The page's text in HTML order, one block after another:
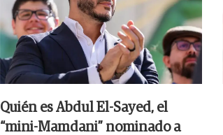
Quién es Abdul El-Sayed, el
“mini-Mamdani” nominado a